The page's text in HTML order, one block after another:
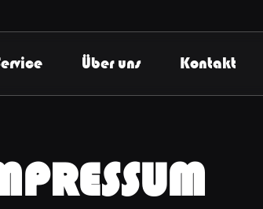
Über uns Kontakt